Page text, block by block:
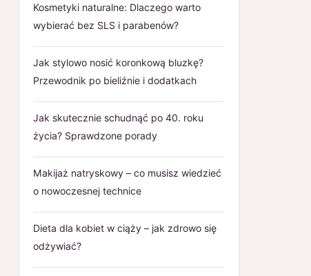
Kosmetyki naturalne: Dlaczego warto
wybierać bez SLS i parabenów?
Jak stylowo nosić koronkową bluzkę?
Przewodnik po bieliźnie i dodatkach
Jak skutecznie schudnąć po 40. roku
życia? Sprawdzone porady
Makijaż natryskowy – co musisz wiedzieć
o nowoczesnej technice
Dieta dla kobiet w ciąży – jak zdrowo się
odżywiać?